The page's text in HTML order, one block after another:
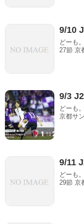
9/10
どーも
27節 京
9/3
どーも
京都サ
9/11
どーも
29節